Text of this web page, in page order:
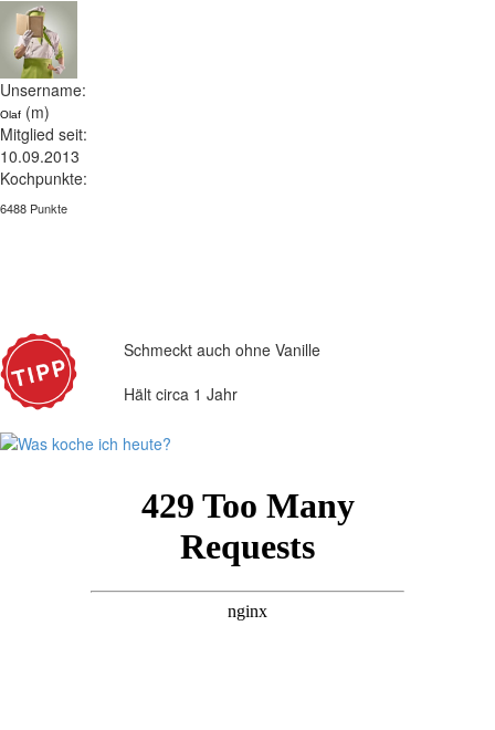
Unsername:
Olaf (m)
Mitglied seit:
10.09.2013
Kochpunkte:
6488 Punkte
Schmeckt auch ohne Vanille
Hält circa 1 Jahr